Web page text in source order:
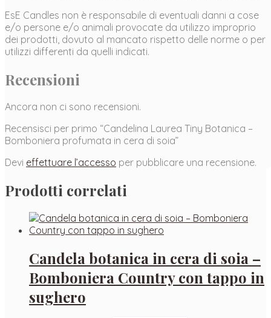
EsE Candles non è responsabile di eventuali danni a cose
e/o persone e/o animali provocate da utilizzo improprio
dei prodotti, dovuto al mancato rispetto delle norme o per
utilizzi differenti da quelli indicati.
Recensioni
Ancora non ci sono recensioni.
Recensisci per primo “Candelina Laurea Tiny Botanica –
Bomboniera profumata in cera di soia”
Devi effettuare l’accesso per pubblicare una recensione.
Prodotti correlati
Candela botanica in cera di soia –
Bomboniera Country con tappo in
sughero